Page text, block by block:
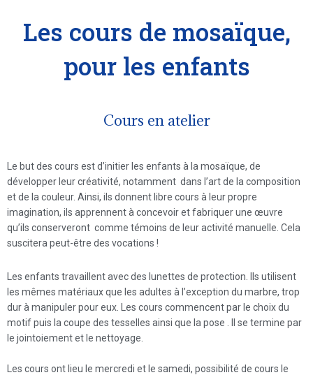
Les cours de mosaïque,
pour les enfants
Cours en atelier
Le but des cours est d’initier les enfants à la mosaïque, de
développer leur créativité, notamment dans l’art de la composition
et de la couleur. Ainsi, ils donnent libre cours à leur propre
imagination, ils apprennent à concevoir et fabriquer une œuvre
qu’ils conserveront comme témoins de leur activité manuelle. Cela
suscitera peut-être des vocations !
Les enfants travaillent avec des lunettes de protection. Ils utilisent
les mêmes matériaux que les adultes à l’exception du marbre, trop
dur à manipuler pour eux. Les cours commencent par le choix du
motif puis la coupe des tesselles ainsi que la pose . Il se termine par
le jointoiement et le nettoyage.
Les cours ont lieu le mercredi et le samedi, possibilité de cours le